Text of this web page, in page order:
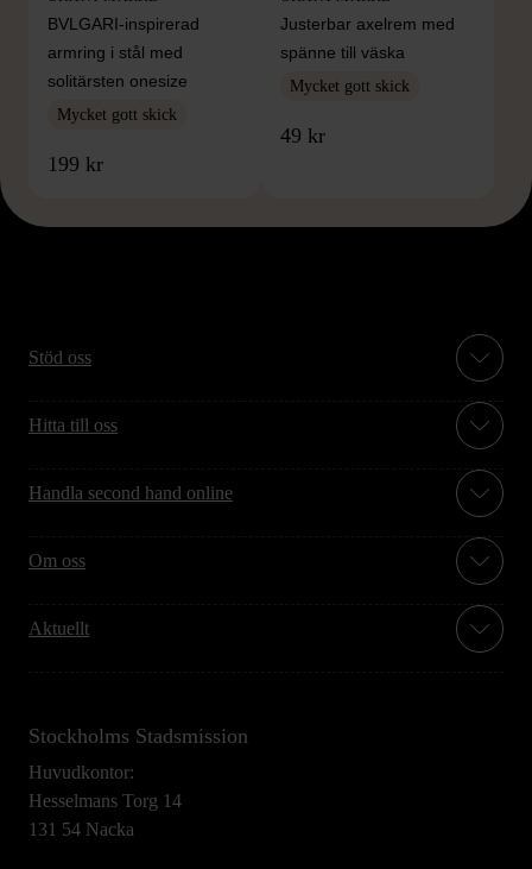
BVLGARI-inspirerad
armring i stål med
solitärsten onesize
Mycket gott skick
199 kr
Justerbar axelrem med
spänne till väska
Mycket gott skick
49 kr
Stöd oss
Hitta till oss
Handla second hand online
Om oss
Aktuellt
Stockholms Stadsmission
Huvudkontor:
Hesselmans Torg 14
131 54 Nacka